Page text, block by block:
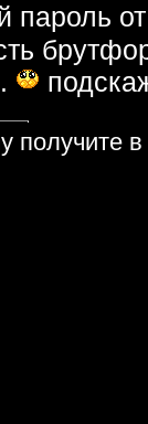
пароль
получите в